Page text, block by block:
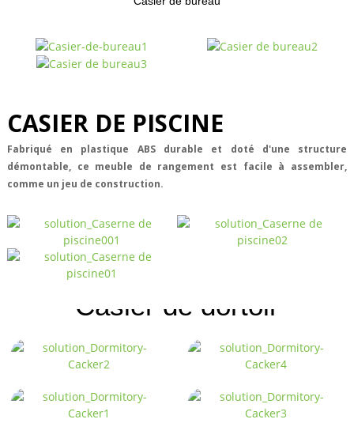
CASIER DE PISCINE
Fabriqué en plastique ABS durable et doté d'une structure
démontable, ce meuble de rangement est facile à assembler,
comme un jeu de construction.
Casier de dortoir